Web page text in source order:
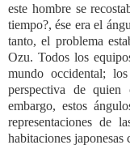
este hombre se
tiempo?, ése era el
tanto, el problema
Ozu. Todos los
mundo occidental;
perspectiva de
embargo, estos
representaciones de
habitaciones